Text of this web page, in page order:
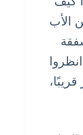
الأب